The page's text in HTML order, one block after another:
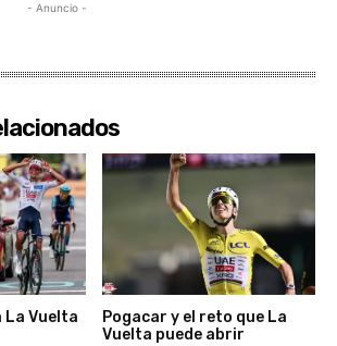
- Anuncio -
La Vuelta
Pogacar y el reto que La
Vuelta puede abrir